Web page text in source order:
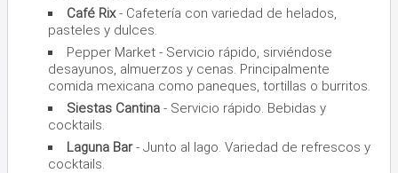
Café Rix- Cafetería con variedad de helados,
pasteles y dulces.
Pepper Market - Servicio rápido, sirviéndose
desayunos, almuerzos y cenas. Principalmente
comida mexicana como paneques, tortillas o burritos.
Siestas Cantina - Servicio rápido. Bebidas y
cocktails.
Laguna Bar- Junto al lago. Variedad de refrescos y
cocktails.